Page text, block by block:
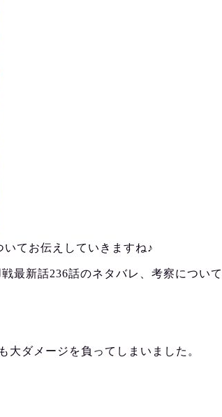
てお伝えしていきますね♪
最新話236話のネタバレ、考察につい
ダメージを負ってしまいました。